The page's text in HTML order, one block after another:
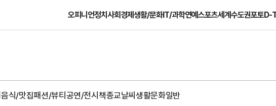
오피니언정치사회경제생활/문화IT/과학연예스포츠세계수도권포토D-
음식/맛집패션/뷰티공연/전시책종교날씨생활문화일반